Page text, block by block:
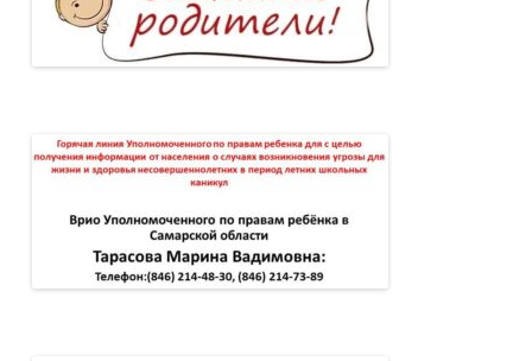
группы продуктов обязательно должны
быть в детском меню.
Быстрые перекусы в школьной столовой